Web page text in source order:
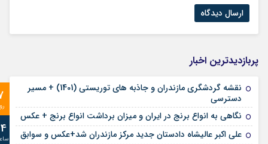
پربازدیدترین اخبار
نقشه گردشگری مازندران و جاذبه های توریستی (1401) + مسیر
دسترسی
نگاهی به انواع برنج در ایران و میزان برداشت انواع برنج + عکس
علی‌ اکبر عالیشاه دادستان جدید مرکز مازندران شد+عکس و سوابق